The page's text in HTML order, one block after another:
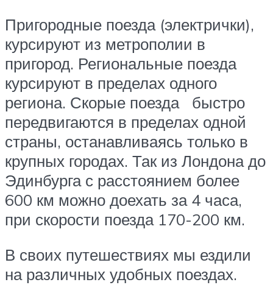
Пригородные поезда (электрички),
курсируют из метрополии в
пригород. Региональные поезда
курсируют в пределах одного
региона. Скорые поезда быстро
передвигаются в пределах одной
страны, останавливаясь только в
крупных городах. Так из Лондона до
Эдинбурга с расстоянием более
600 км можно доехать за 4 часа,
при скорости поезда 170-200 км.
В своих путешествиях мы ездили
на различных удобных поездах.